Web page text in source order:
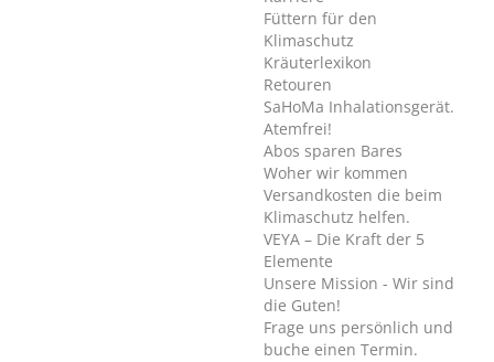
Füttern für den
Klimaschutz
Kräuterlexikon
Retouren
SaHoMa Inhalationsgerät.
Atemfrei!
Abos sparen Bares
Woher wir kommen
Versandkosten die beim
Klimaschutz helfen.
VEYA – Die Kraft der 5
Elemente
Unsere Mission - Wir sind
die Guten!
Frage uns persönlich und
buche einen Termin.